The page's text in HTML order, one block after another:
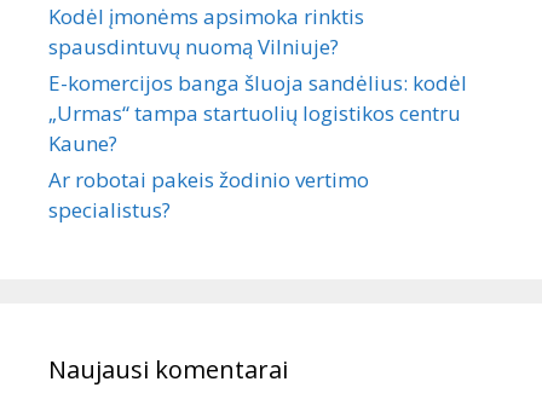
Kodėl įmonėms apsimoka rinktis
spausdintuvų nuomą Vilniuje?
E-komercijos banga šluoja sandėlius: kodėl
„Urmas“ tampa startuolių logistikos centru
Kaune?
Ar robotai pakeis žodinio vertimo
specialistus?
Naujausi komentarai